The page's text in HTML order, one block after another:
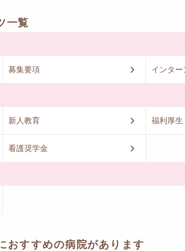
一覧
募集要項 インタ
新人教育 福利厚生
看護奨学金
おすすめの病院があります